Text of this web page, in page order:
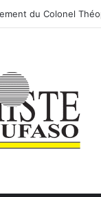
dans la phase finale